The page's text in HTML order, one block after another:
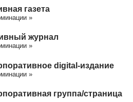
газета
»
журнал
»
digital-издание
»
группа/cтраница